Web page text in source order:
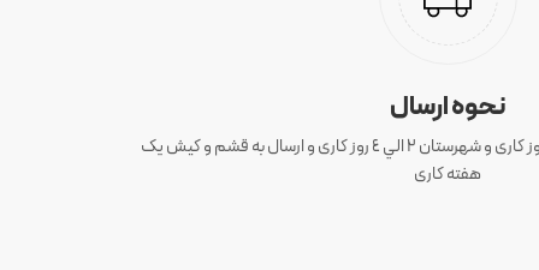
نحوه ارسال
ارسال سفارش های تهران 1 الی 3 روز کاری و شهرستان ٢ الي ٤ روز کاری و ارسال به قشم و کیش یک
هفته کاری